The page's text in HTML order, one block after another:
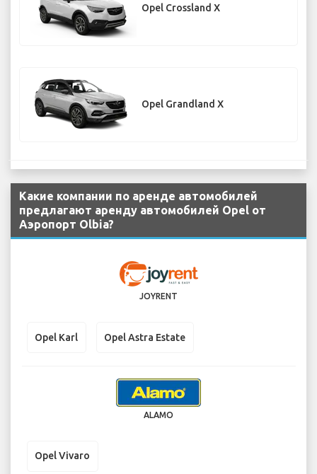
Opel Crossland X
Opel Grandland X
Какие компании по аренде автомобилей
предлагают аренду автомобилей Opel от
Аэропорт Olbia?
JOYRENT
Opel Karl Opel Astra Estate
ALAMO
Opel Vivaro